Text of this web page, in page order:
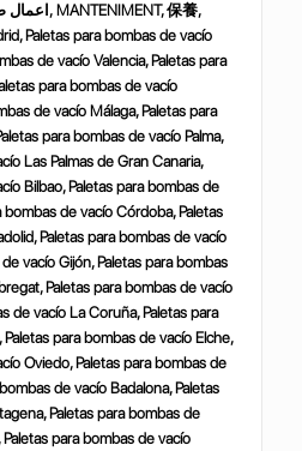
INSTANDHALTUNG, اعمال صيانة, MANTENIMENT,保養,
Paletas para bombas de vacío
de vacío Valencia, Paletas para
para bombas de vacío
de vacío Málaga, Paletas para
para bombas de vacío Palma,
Las Palmas de Gran Canaria,
Bilbao, Paletas para bombas de
bombas de vacío Córdoba, Paletas
Paletas para bombas de vacío
vacío Gijón, Paletas para bombas
Paletas para bombas de vacío
de vacío La Coruña, Paletas para
para bombas de vacío Elche,
Oviedo, Paletas para bombas de
de vacío Badalona, Paletas
Paletas para bombas de
para bombas de vacío